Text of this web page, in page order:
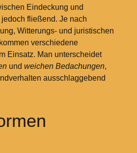
Eindeckung und
fließend. Je nach
Witterungs- und juristischen
verschiedene
Einsatz. Man unterscheidet
und weichen Bedachungen,
ausschlaggebend